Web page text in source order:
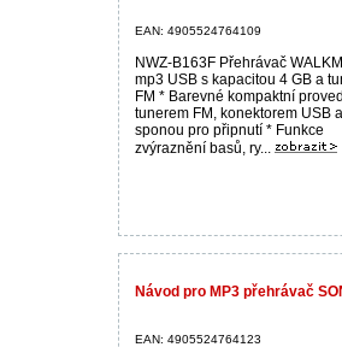
EAN: 4905524764109
NWZ-B163F Přehrávač
mp3 USB s kapacitou 4 GB a
FM * Barevné kompaktní
tunerem FM, konektorem USB
sponou pro připnutí * Funkce
zvýraznění basů, ry...
Návod pro MP3 přehrávač
EAN: 4905524764123